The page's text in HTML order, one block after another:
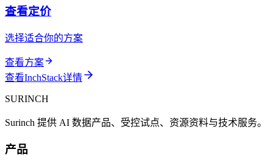
查看定价
选择适合你的方案
查看方案
查看InchStack详情
SURINCH
Surinch 提供 AI 数据产品、受控试点、资源资料与技术服务。
产品